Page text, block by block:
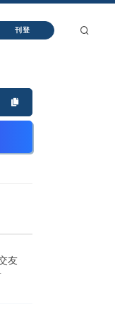
刊登
友